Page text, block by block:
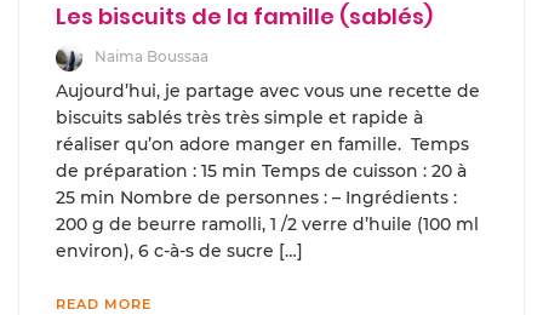
Les biscuits de la famille (sablés)
Naima Boussaa
Aujourd’hui, je partage avec vous une recette de
biscuits sablés très très simple et rapide à
réaliser qu’on adore manger en famille. Temps
de préparation : 15 min Temps de cuisson : 20 à
25 min Nombre de personnes : – Ingrédients :
200 g de beurre ramolli, 1 /2 verre d’huile (100 ml
environ), 6 c-à-s de sucre […]
READ MORE